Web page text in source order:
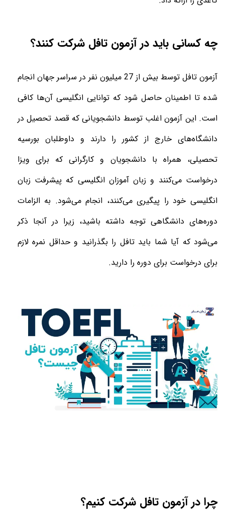
چه کسانی باید در آزمون تافل شرکت کنند؟
آزمون تافل توسط بیش از 27 میلیون نفر در سراسر جهان انجام
شده تا اطمینان حاصل شود که توانایی انگلیسی آن‌ها کافی
است. این آزمون اغلب توسط دانشجویانی که قصد تحصیل در
دانشگاه‌های خارج از کشور را دارند و داوطلبان بورسیه
تحصیلی، همراه با دانشجویان و کارگرانی که برای ویزا
درخواست می‌کنند و زبان آموزان انگلیسی که پیشرفت زبان
انگلیسی خود را پیگیری می‌کنند، انجام می‌شود. به الزامات
دوره‌های دانشگاهی توجه داشته باشید، زیرا در آنجا ذکر
می‌شود که آیا شما باید تافل را بگذرانید و حداقل نمره لازم
برای درخواست برای دوره را دارید.
چرا در آزمون تافل شرکت کنیم؟